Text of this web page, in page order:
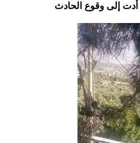
أدت إلى وقوع الحادث